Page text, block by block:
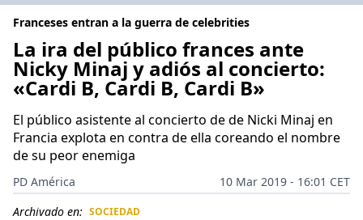
Franceses entran a la guerra de celebrities
La ira del público frances ante
Nicky Minaj y adiós al concierto:
«Cardi B, Cardi B, Cardi B»
El público asistente al concierto de de Nicki Minaj en
Francia explota en contra de ella coreando el nombre
de su peor enemiga
PD América
10 Mar 2019 - 16:01 CET
Archivado en: SOCIEDAD